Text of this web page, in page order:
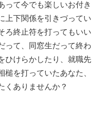
って今でも楽しいお付き
上下関係を引きづってい
ろ終止符を打ってもいい
って、同窓生だって終わ
ひけらかしたり、就職先
槌を打っていたあなた、
くありませんか？